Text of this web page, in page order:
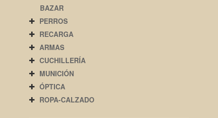
BAZAR
PERROS
RECARGA
ARMAS
CUCHILLERÍA
MUNICIÓN
ÓPTICA
ROPA-CALZADO